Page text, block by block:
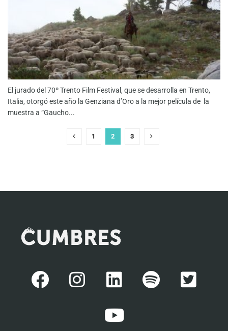
El jurado del 70º Trento Film Festival, que se desarrolla en Trento,
Italia, otorgó este año la Genziana d’Oro a la mejor película de la
muestra a “Gaucho...
1 2 3